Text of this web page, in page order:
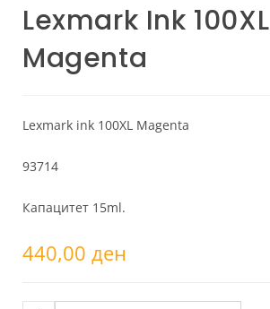
Lexmark Ink 100XL
Magenta
Lexmark ink 100XL Magenta
93714
Капацитет 15ml.
440,00 ден